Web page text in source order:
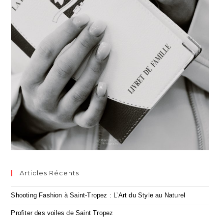
Articles Récents
Shooting Fashion à Saint-Tropez : L’Art du Style au Naturel
Profiter des voiles de Saint Tropez